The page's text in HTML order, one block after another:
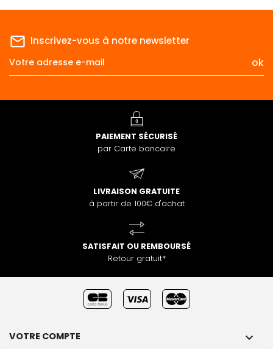
mail_outline Inscrivez-vous à notre newsletter
PAIEMENT SÉCURISÉ
par Carte bancaire
LIVRAISON GRATUITE
à partir de 100€ d'achat
SATISFAIT OU REMBOURSÉ
Retour gratuit*
VOTRE COMPTE 